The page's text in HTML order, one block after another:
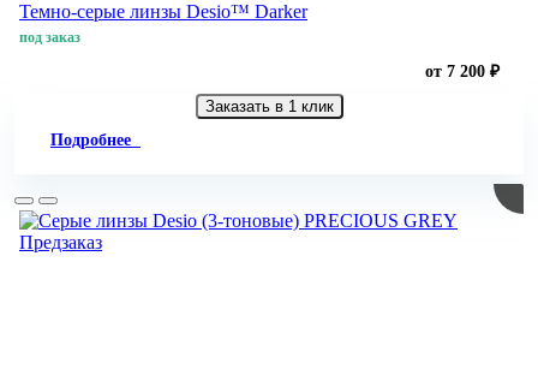
Темно-серые линзы Desio™ Darker
под заказ
от 7 200 ₽
Заказать в 1 клик
Подробнее
Предзаказ